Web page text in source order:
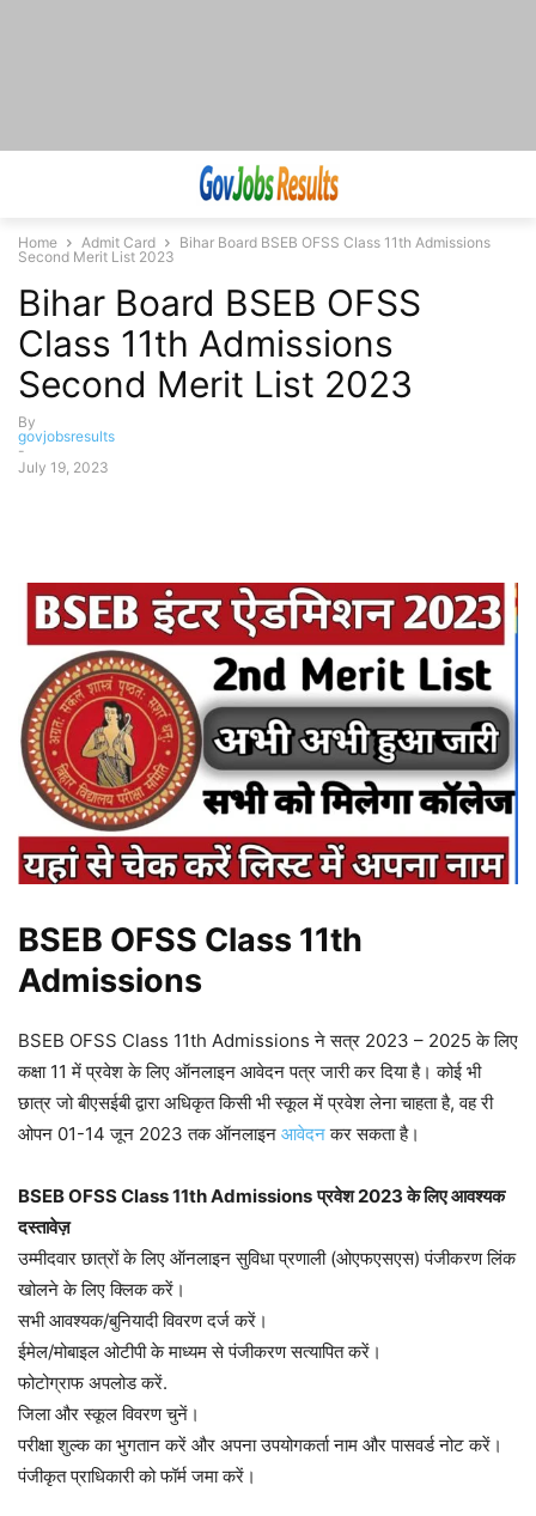
Home Admit Card
Bihar Board BSEB OFSS Class 11th Admissions
Second Merit List 2023
Bihar Board BSEB OFSS
Class 11th Admissions
Second Merit List 2023
By
govjobsresults
-
July 19, 2023
BSEB OFSS Class 11th
Admissions
BSEB OFSS Class 11th Admissions ने सत्र 2023 – 2025 के लिए
कक्षा 11 में प्रवेश के लिए ऑनलाइन आवेदन पत्र जारी कर दिया है। कोई भी
छात्र जो बीएसईबी द्वारा अधिकृत किसी भी स्कूल में प्रवेश लेना चाहता है, वह री
ओपन 01-14 जून 2023 तक ऑनलाइन आवेदनकर सकता है।
BSEB OFSS Class 11th Admissions प्रवेश 2023 के लिए आवश्यक
दस्तावेज़
उम्मीदवार छात्रों के लिए ऑनलाइन सुविधा प्रणाली (ओएफएसएस) पंजीकरण लिंक
खोलने के लिए क्लिक करें।
सभी आवश्यक/बुनियादी विवरण दर्ज करें।
ईमेल/मोबाइल ओटीपी के माध्यम से पंजीकरण सत्यापित करें।
फोटोग्राफ अपलोड करें.
जिला और स्कूल विवरण चुनें।
परीक्षा शुल्क का भुगतान करें और अपना उपयोगकर्ता नाम और पासवर्ड नोट करें।
पंजीकृत प्राधिकारी को फॉर्म जमा करें।